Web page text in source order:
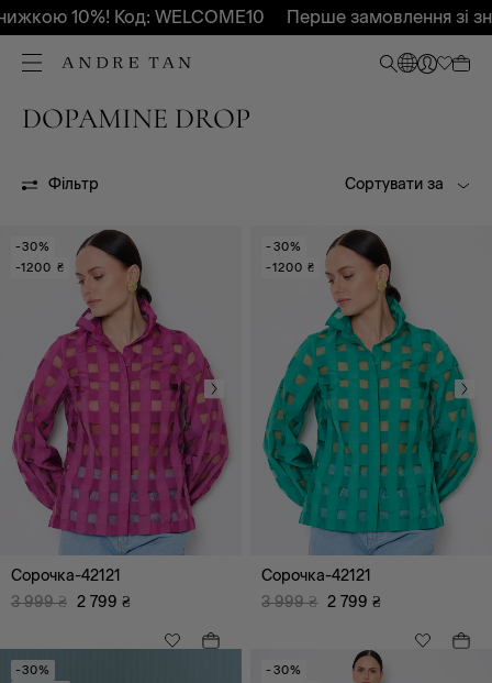
10%! Код: WELCOME10 Перше замовлення зі
DOPAMINE DROP
Фільтр
DOPAMINE DROP
Сортувати за
-30%
-1200 ₴
Сорочка-42121
3 999 ₴ 2 799 ₴
-30%
-1200 ₴
Сорочка-42121
3 999 ₴ 2 799 ₴
-30%
-30%